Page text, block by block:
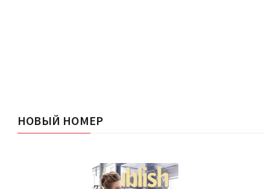
НОВЫЙ НОМЕР